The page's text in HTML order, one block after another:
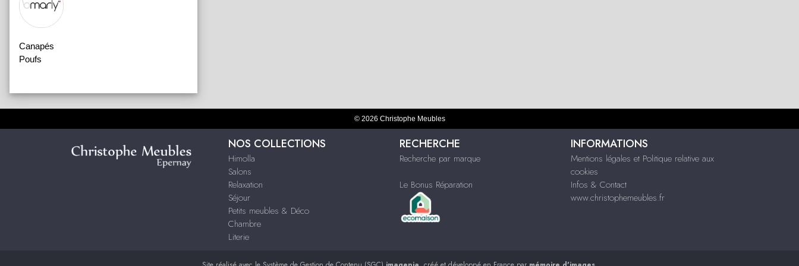
Canapés
Poufs
© 2026 Christophe Meubles
NOS COLLECTIONS
Himolla
Salons
Relaxation
Séjour
Petits meubles & Déco
Chambre
Literie
RECHERCHE
Recherche par marque
Le Bonus Réparation
INFORMATIONS
Mentions légales et Politique relative aux
cookies
Infos & Contact
www.christophemeubles.fr